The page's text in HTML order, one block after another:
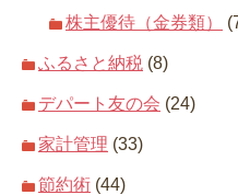
株主優待（金券類）
ふるさと納税 (8)
デパート友の会 (24)
家計管理 (33)
節約術 (44)